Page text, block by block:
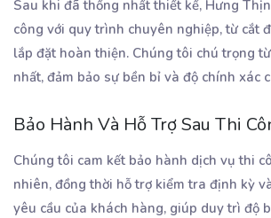
Sau khi đã thống nhất thiết kế, Hưng
công với quy trình chuyên nghiệp, từ cắt
lắp đặt hoàn thiện. Chúng tôi chú trọng
nhất, đảm bảo sự bền bỉ và độ chính xác
Bảo Hành Và Hỗ Trợ Sau Thi
Chúng tôi cam kết bảo hành dịch vụ thi
nhiên, đồng thời hỗ trợ kiểm tra định kỳ
yêu cầu của khách hàng, giúp duy trì độ